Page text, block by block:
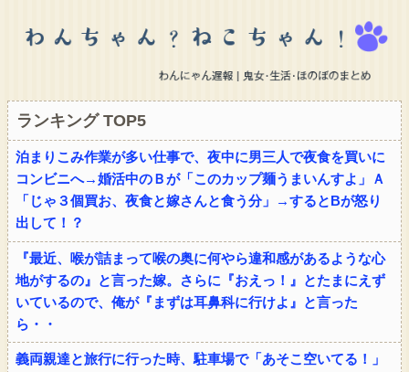
ランキング TOP5
泊まりこみ作業が多い仕事で、夜中に男三人で夜食を買いに
コンビニへ→婚活中のＢが「このカップ麺うまいんすよ」Ａ
「じゃ３個買お、夜食と嫁さんと食う分」→するとBが怒り
出して！？
『最近、喉が詰まって喉の奥に何やら違和感があるような心
地がするの』と言った嫁。さらに『おえっ！』とたまにえず
いているので、俺が『まずは耳鼻科に行けよ』と言った
ら・・
義両親達と旅行に行った時、駐車場で「あそこ空いてる！」